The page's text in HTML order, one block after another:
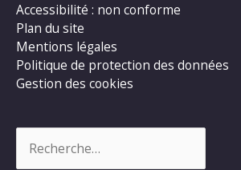
Accessibilité : non conforme
Plan du site
Mentions légales
Politique de protection des données
Gestion des cookies